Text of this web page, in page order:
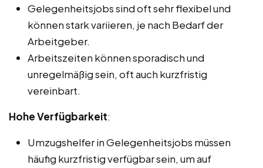
Gelegenheitsjobs sind oft sehr flexibel und
können stark variieren, je nach Bedarf der
Arbeitgeber.
Arbeitszeiten können sporadisch und
unregelmäßig sein, oft auch kurzfristig
vereinbart.
Hohe Verfügbarkeit:
Umzugshelfer in Gelegenheitsjobs müssen
häufig kurzfristig verfügbar sein, um auf